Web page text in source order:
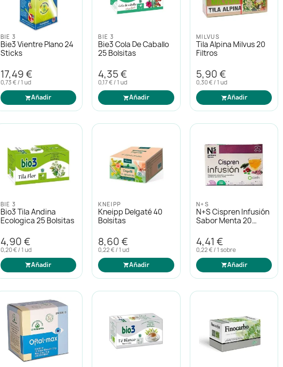
BIE 3
Bie3 Vientre Plano 24
Sticks
17,49 €
0,73 € / 1 ud
Añadir
BIE 3
Bie3 Cola De Caballo
25 Bolsitas
4,35 €
0,17 € / 1 ud
Añadir
MILVUS
Tila Alpina Milvus 20
Filtros
5,90 €
0,30 € / 1 ud
Añadir
BIE 3
Bio3 Tila Andina
Ecologica 25 Bolsitas
4,90 €
0,20 € / 1 ud
Añadir
KNEIPP
Kneipp Delgaté 40
Bolsitas
8,60 €
0,22 € / 1 ud
Añadir
N+S
N+s Cispren Infusión
Sabor Menta 20
4,41 €
0,22 € / 1 sobre
Añadir